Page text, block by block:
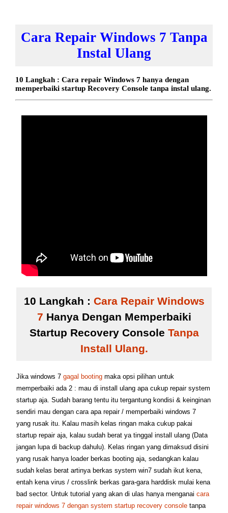
Cara Repair Windows 7 Tanpa
Instal Ulang
10 Langkah : Cara repair Windows 7 hanya dengan
memperbaiki startup Recovery Console tanpa instal ulang.
10 Langkah : Cara Repair Windows
7 Hanya Dengan Memperbaiki
Startup Recovery Console Tanpa
Install Ulang.
Jika windows 7 gagal booting maka opsi pilihan untuk
memperbaiki ada 2 : mau di install ulang apa cukup repair system
startup aja. Sudah barang tentu itu tergantung kondisi & keinginan
sendiri mau dengan cara apa repair / memperbaiki windows 7
yang rusak itu. Kalau masih kelas ringan maka cukup pakai
startup repair aja, kalau sudah berat ya tinggal install ulang (Data
jangan lupa di backup dahulu). Kelas ringan yang dimaksud disini
yang rusak hanya loader berkas booting aja, sedangkan kalau
sudah kelas berat artinya berkas system win7 sudah ikut kena,
entah kena virus / crosslink berkas gara-gara harddisk mulai kena
bad sector. Untuk tutorial yang akan di ulas hanya menganai cara
repair windows 7 dengan system startup recovery console tanpa